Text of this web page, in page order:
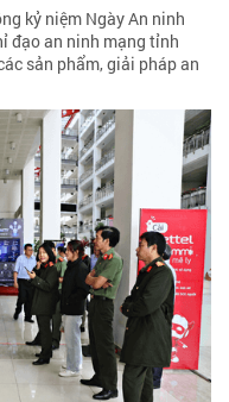
kỷ niệm Ngày An ninh
đạo an ninh mạng tỉnh
sản phẩm, giải pháp an